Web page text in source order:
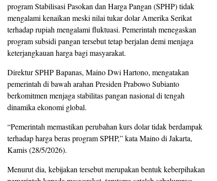
program Stabilisasi Pasokan dan Harga Pangan (SPHP) tidak
mengalami kenaikan meski nilai tukar dolar Amerika Serikat
terhadap rupiah mengalami fluktuasi. Pemerintah menegaskan
program subsidi pangan tersebut tetap berjalan demi menjaga
keterjangkauan harga bagi masyarakat.
Direktur SPHP Bapanas, Maino Dwi Hartono, mengatakan
pemerintah di bawah arahan Presiden Prabowo Subianto
berkomitmen menjaga stabilitas pangan nasional di tengah
dinamika ekonomi global.
“Pemerintah memastikan perubahan kurs dolar tidak berdampak
terhadap harga beras program SPHP,” kata Maino di Jakarta,
Kamis (28/5/2026).
Menurut dia, kebijakan tersebut merupakan bentuk keberpihakan